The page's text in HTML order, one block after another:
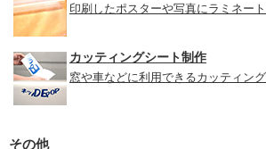
印刷したポスターや写真にラミネート
カッティングシート制作
窓や車などに利用できるカッティング
その他